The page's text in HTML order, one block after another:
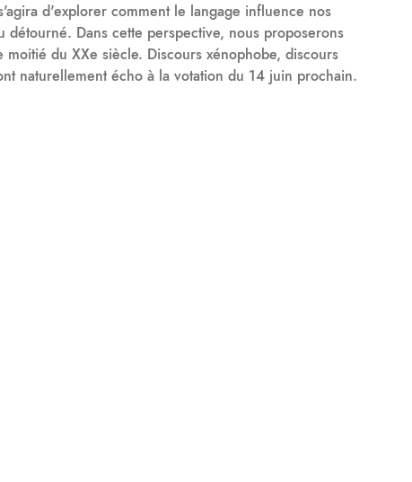
d'explorer comment le langage influence nos
Dans cette perspective, nous proposerons
du XXe siècle. Discours xénophobe, discours
naturellement écho à la votation du 14 juin prochain.